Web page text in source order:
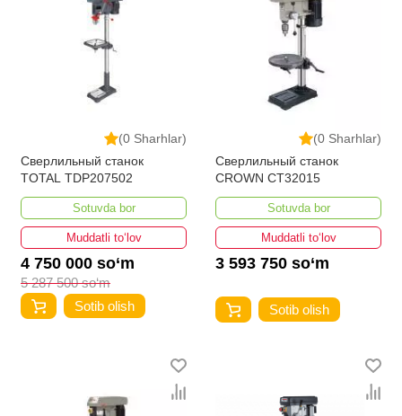
(0 Sharhlar)
Сверлильный станок
TOTAL TDP207502
Sotuvda bor
Muddatli to‘lov
4 750 000 so‘m
5 287 500 so‘m
Sotib olish
(0 Sharhlar)
Сверлильный станок
CROWN CT32015
Sotuvda bor
Muddatli to‘lov
3 593 750 so‘m
Sotib olish